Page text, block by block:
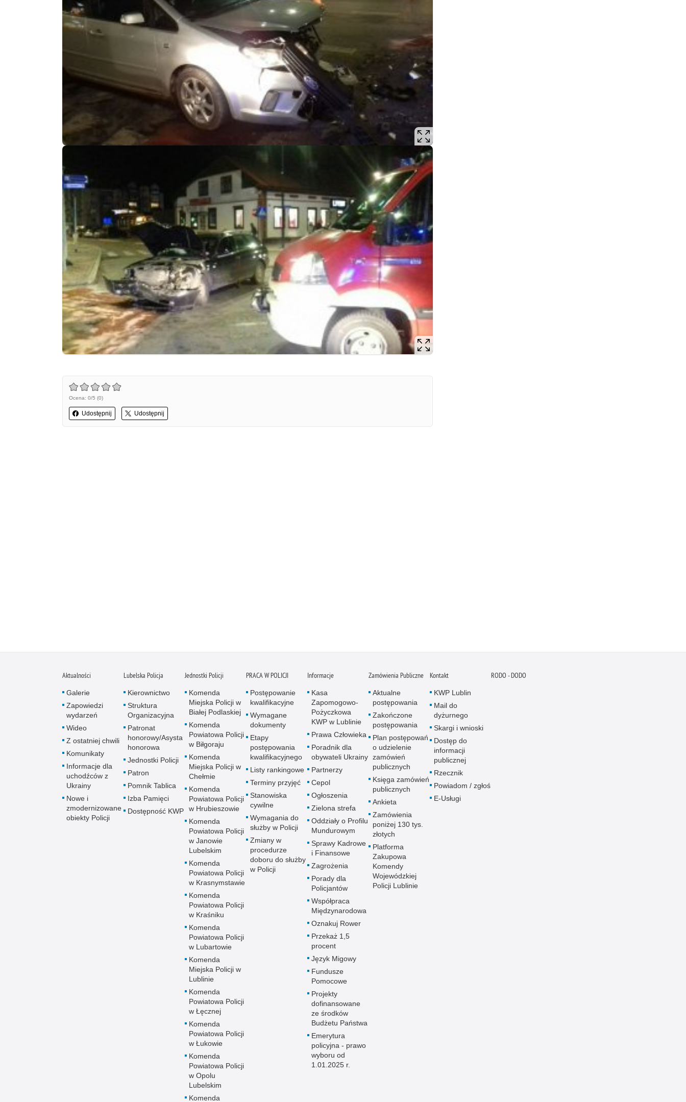
Ocena: 0/5 (0)
Udostępnij Udostępnij
Aktualności
Galerie
Zapowiedzi
wydarzeń
Wideo
Z ostatniej chwili
Komunikaty
Informacje dla
uchodźców z
Ukrainy
Nowe i
zmodernizowane
obiekty Policji
Lubelska Policja
Kierownictwo
Struktura
Organizacyjna
Patronat
honorowy/Asysta
honorowa
Jednostki Policji
Patron
Pomnik Tablica
Izba Pamięci
Dostępność KWP
Jednostki Policji
Komenda
Miejska Policji w
Białej Podlaskiej
Komenda
Powiatowa Policji
w Biłgoraju
Komenda
Miejska Policji w
Chełmie
Komenda
Powiatowa Policji
w Hrubieszowie
Komenda
Powiatowa Policji
w Janowie
Lubelskim
Komenda
Powiatowa Policji
w Krasnymstawie
Komenda
Powiatowa Policji
w Kraśniku
Komenda
Powiatowa Policji
w Lubartowie
Komenda
Miejska Policji w
Lublinie
Komenda
Powiatowa Policji
w Łęcznej
Komenda
Powiatowa Policji
w Łukowie
Komenda
Powiatowa Policji
w Opolu
Lubelskim
Komenda
PRACA W POLICJI
Postępowanie
kwalifikacyjne
Wymagane
dokumenty
Etapy
postępowania
kwalifikacyjnego
Listy rankingowe
Terminy przyjęć
Stanowiska
cywilne
Wymagania do
służby w Policji
Zmiany w
procedurze
doboru do służby
w Policji
Informacje
Kasa
Zapomogowo-
Pożyczkowa
KWP w Lublinie
Prawa Człowieka
Poradnik dla
obywateli Ukrainy
Partnerzy
Cepol
Ogłoszenia
Zielona strefa
Oddziały o Profilu
Mundurowym
Sprawy Kadrowe
i Finansowe
Zagrożenia
Porady dla
Policjantów
Współpraca
Międzynarodowa
Oznakuj Rower
Przekaż 1,5
procent
Język Migowy
Fundusze
Pomocowe
Projekty
dofinansowane
ze środków
Budżetu Państwa
Emerytura
policyjna - prawo
wyboru od
1.01.2025 r.
Zamówienia Publiczne
Aktualne
postępowania
Zakończone
postępowania
Plan postępowań
o udzielenie
zamówień
publicznych
Księga zamówień
publicznych
Ankieta
Zamówienia
poniżej 130 tys.
złotych
Platforma
Zakupowa
Komendy
Wojewódzkiej
Policji Lublinie
Kontakt
KWP Lublin
Mail do
dyżurnego
Skargi i wnioski
Dostęp do
informacji
publicznej
Rzecznik
Powiadom / zgłoś
E-Usługi
RODO - DODO